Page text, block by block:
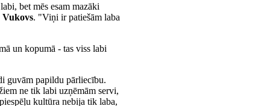
bet mēs esam mazāki
Vukovs. "Viņi ir patiešām laba
un kopumā - tas viss labi
guvām papildu pārliecību.
ne tik labi uzņēmām servi,
kultūra nebija tik laba,